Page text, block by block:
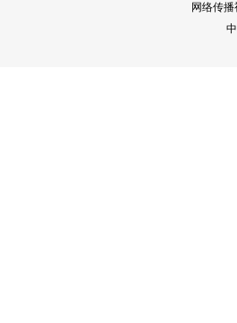
网络传